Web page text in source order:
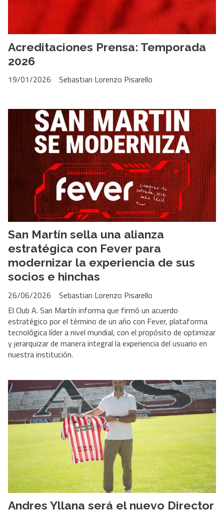
Acreditaciones Prensa: Temporada
2026
Sebastian Lorenzo Pisarello
19/01/2026
San Martín sella una alianza
estratégica con Fever para
modernizar la experiencia de sus
socios e hinchas
Sebastian Lorenzo Pisarello
26/06/2026
El Club A. San Martín informa que firmó un acuerdo
estratégico por el término de un año con Fever, plataforma
tecnológica líder a nivel mundial, con el propósito de optimizar
y jerarquizar de manera integral la experiencia del usuario en
nuestra institución.
Andres Yllana será el nuevo Director